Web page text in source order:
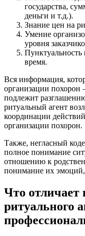
государства,
деньги и т.д.).
Знание цен на
Умение
уровня
Пунктуальность
время.
Вся информация,
организации похорон
подлежит
ритуальный агент
координации
организации похорон.
Также, негласный
полное понимание
отношению к
понимание их
Что отличает
ритуального